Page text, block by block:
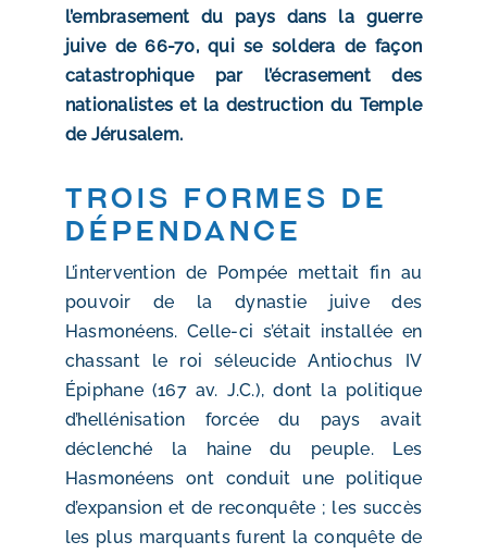
l’embrasement du pays dans la guerre
juive de 66-70, qui se soldera de façon
catastrophique par l’écrasement des
nationalistes et la destruction du Temple
de Jérusalem.
Trois formes de
dépendance
L’intervention de Pompée mettait fin au
pouvoir de la dynastie juive des
Hasmonéens. Celle-ci s’était installée en
chassant le roi séleucide Antiochus IV
Épiphane (167 av. J.C.), dont la politique
d’hellénisation forcée du pays avait
déclenché la haine du peuple. Les
Hasmonéens ont conduit une politique
d’expansion et de reconquête ; les succès
les plus marquants furent la conquête de